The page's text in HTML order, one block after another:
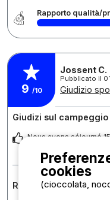
Rapporto qualità/
9 /10
Jossent C.
Pubblicato il
Giudizio
Giudizi sul campeggio
Nous avons séjourné
Recensione
cookies
(cioccolata,